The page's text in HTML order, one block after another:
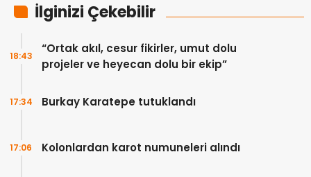
İlginizi Çekebilir
“Ortak akıl, cesur fikirler, umut dolu
projeler ve heyecan dolu bir ekip”
18:43
Burkay Karatepe tutuklandı
17:34
Kolonlardan karot numuneleri alındı
17:06